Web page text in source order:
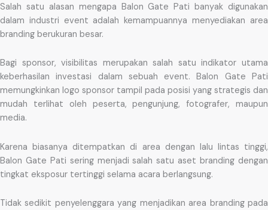
Salah satu alasan mengapa Balon Gate Pati banyak digunakan
dalam industri event adalah kemampuannya menyediakan area
branding berukuran besar.
Bagi sponsor, visibilitas merupakan salah satu indikator utama
keberhasilan investasi dalam sebuah event. Balon Gate Pati
memungkinkan logo sponsor tampil pada posisi yang strategis dan
mudah terlihat oleh peserta, pengunjung, fotografer, maupun
media.
Karena biasanya ditempatkan di area dengan lalu lintas tinggi,
Balon Gate Pati sering menjadi salah satu aset branding dengan
tingkat eksposur tertinggi selama acara berlangsung.
Tidak sedikit penyelenggara yang menjadikan area branding pada